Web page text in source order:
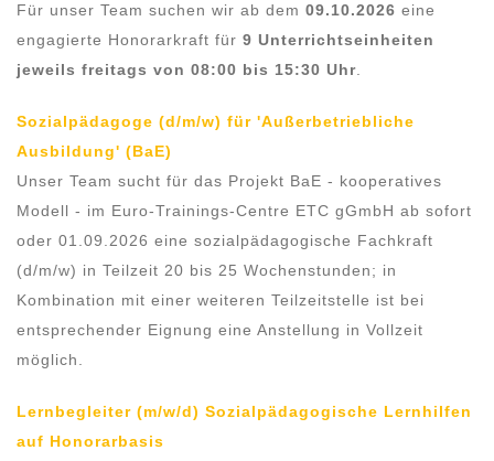
Für unser Team suchen wir ab dem 09.10.2026 eine
engagierte Honorarkraft für 9 Unterrichtseinheiten
jeweils freitags von 08:00 bis 15:30 Uhr
Sozialpädagoge (d/m/w) für 'Außerbetriebliche
Ausbildung' (BaE)
Unser Team sucht für das Projekt BaE - kooperatives
Modell - im Euro-Trainings-Centre ETC gGmbH ab sofort
oder 01.09.2026 eine sozialpädagogische Fachkraft
(d/m/w) in Teilzeit 20 bis 25 Wochenstunden; in
Kombination mit einer weiteren Teilzeitstelle ist bei
entsprechender Eignung eine Anstellung in Vollzeit
möglich.
Lernbegleiter (m/w/d) Sozialpädagogische Lernhilfen
auf Honorarbasis